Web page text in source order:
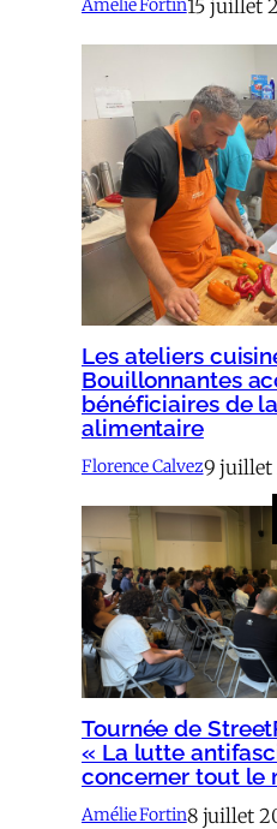
Amélie Fortin15 juillet
Les ateliers
Bouillonnantes
bénéficiaires de
alimentaire
Florence Calvez9 juillet
Tournée de
« La lutte
concerner tout le
Amélie Fortin8 juillet